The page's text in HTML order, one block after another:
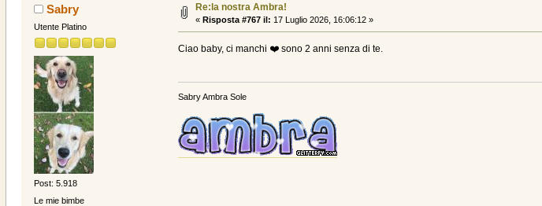
Sabry
Utente Platino
Post: 5.918
Le mie bimbe
Re:la nostra Ambra!
« Risposta #767 il: 17 Luglio 2026, 16:06:12 »
Ciao baby, ci manchi ❤️ sono 2 anni senza di te.
Sabry Ambra Sole